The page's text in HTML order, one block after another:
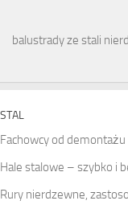
balustrady ze stali
STAL
Fachowcy od
Hale stalowe – szybko i
Rury nierdzewne,